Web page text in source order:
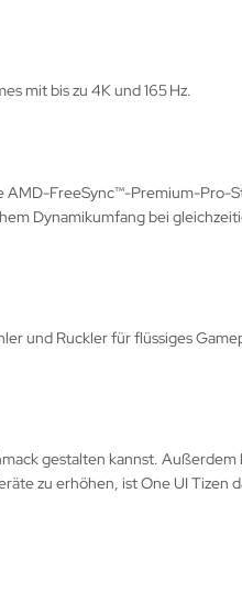
mit bis zu 4K und 165 Hz.
AMD-FreeSync™-Premium-Pro-
Dynamikumfang bei
und Ruckler für flüssiges
gestalten kannst.
zu erhöhen, ist One UI Tizen